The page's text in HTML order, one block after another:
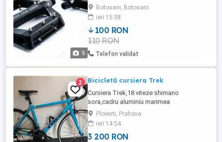
5
cu aderenta foarte buna datorita pinilor
detasabili chiar si in conditii de umezeala
si noroi. * Ax crom CNC. * Culoare: Negru *
Tip: Platforma * Cale rulare: Bile * Ax: CNC
* Material corp: Aluminiu * Greutate: 437 ...
Botosani, Botosani
ieri 15:38
100 RON
110 RON
Telefon validat
2 Bicicletă cursiera Trek
Cursiera Trek,18 viteze shimano
sora,cadru aluminiu marimea
M(52cm),furca de carbon,roti pe 28inch,a
fost folosita maxim 500km,toate pisele
sunt originale exact cum a venit din
fabrica
Ploiesti, Prahova
ieri 14:54
3 200 RON